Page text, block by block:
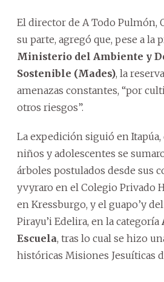
El director de A Todo Pulmón,
su parte, agregó que, pese a la
Ministerio del Ambiente y
Sostenible (Mades), la
amenazas constantes, “por
otros riesgos”.
La expedición siguió en
niños y adolescentes se
árboles postulados desde sus
yvyraro en el Colegio Privado
en Kressburgo, y el guapo’y
Pirayu’i Edelira, en la categoría
Escuela, tras lo cual se hizo
históricas Misiones Jesuíticas